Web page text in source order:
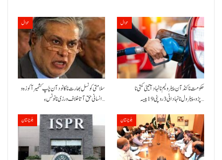
حوال
سلامتی کونسل بھارت نا کانود آن چَپ کشمیر آ کوزہ و
انسانی حق آتا خلاف ورزی نا نوٹس ءِ…
حوال
حکومت نا کنڈ آن پیٹرولیم نا نہاد آتیٹی کمتی نا
پڑو،پیٹرول نا نہاد اٹی 3 روپئی 19 پیسہ…
بلوچستان بلوچستان